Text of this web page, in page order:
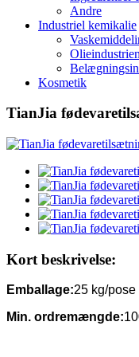
Andre
Industriel kemikalie
Olieindustrien
Kosmetik
TianJia
Kort beskrivelse:
Emballage:25 kg/pose
Min. ordremængde: